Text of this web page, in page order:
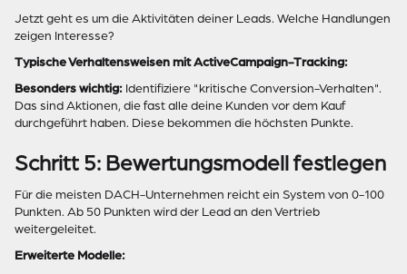
Jetzt geht es um die Aktivitäten deiner Leads. Welche Handlungen
zeigen Interesse?
Typische Verhaltensweisen mit ActiveCampaign-Tracking:
Besonders wichtig: Identifiziere "kritische Conversion-Verhalten".
Das sind Aktionen, die fast alle deine Kunden vor dem Kauf
durchgeführt haben. Diese bekommen die höchsten Punkte.
Schritt 5: Bewertungsmodell festlegen
Für die meisten DACH-Unternehmen reicht ein System von 0-100
Punkten. Ab 50 Punkten wird der Lead an den Vertrieb
weitergeleitet.
Erweiterte Modelle: